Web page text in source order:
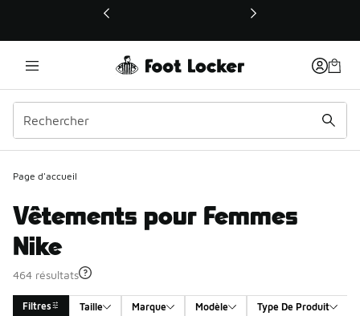
Ce lien ouvrira une nouvelle fenêtre
Page d'accueil
Vêtements pour Femmes
Nike
464 résultats
Filtres Taille Marque Modèle Type De Produit